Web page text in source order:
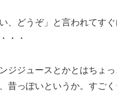
い、どうぞ」と言われてす
・・
ジジュースとかとはちょ
昔っぽいというか。すご